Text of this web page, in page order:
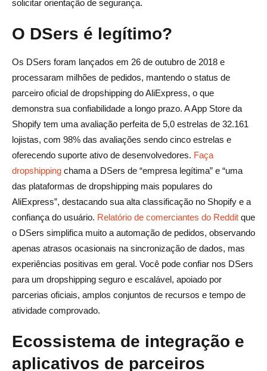
solicitar orientação de segurança.
O DSers é legítimo?
Os DSers foram lançados em 26 de outubro de 2018 e
processaram milhões de pedidos, mantendo o status de
parceiro oficial de dropshipping do AliExpress, o que
demonstra sua confiabilidade a longo prazo. A App Store da
Shopify tem uma avaliação perfeita de 5,0 estrelas de 32.161
lojistas, com 98% das avaliações sendo cinco estrelas e
oferecendo suporte ativo de desenvolvedores. Faça
dropshipping chama a DSers de “empresa legítima” e “uma
das plataformas de dropshipping mais populares do
AliExpress”, destacando sua alta classificação no Shopify e a
confiança do usuário. Relatório de comerciantes do Reddit que
o DSers simplifica muito a automação de pedidos, observando
apenas atrasos ocasionais na sincronização de dados, mas
experiências positivas em geral. Você pode confiar nos DSers
para um dropshipping seguro e escalável, apoiado por
parcerias oficiais, amplos conjuntos de recursos e tempo de
atividade comprovado.
Ecossistema de integração e
aplicativos de parceiros